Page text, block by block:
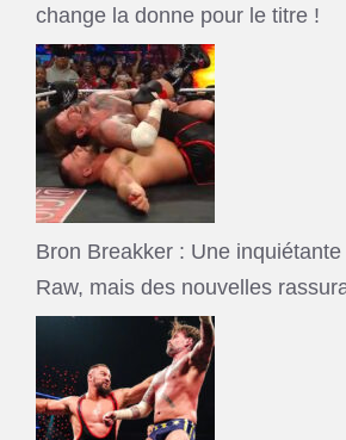
change la donne pour le titre !
Bron Breakker : Une
Raw, mais des nouvelles